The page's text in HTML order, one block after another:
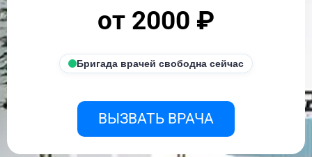
от 2000 ₽
Бригада врачей свободна сейчас
ВЫЗВАТЬ ВРАЧА